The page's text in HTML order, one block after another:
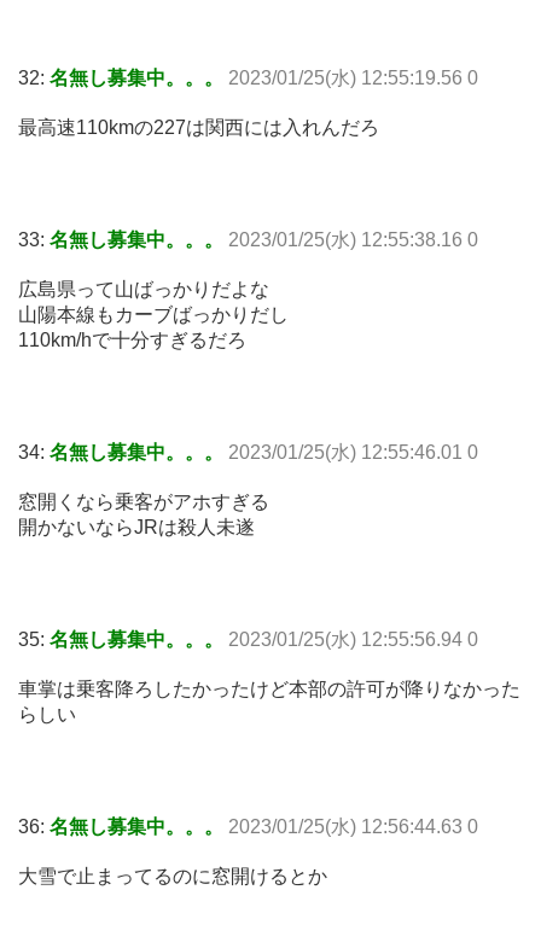
32: 名無し募集中。。。 2023/01/25(水) 12:55:19.56 0
最高速110kmの227は関西には入れんだろ
33: 名無し募集中。。。 2023/01/25(水) 12:55:38.16 0
広島県って山ばっかりだよな
山陽本線もカーブばっかりだし
110km/hで十分すぎるだろ
34: 名無し募集中。。。 2023/01/25(水) 12:55:46.01 0
窓開くなら乗客がアホすぎる
開かないならJRは殺人未遂
35: 名無し募集中。。。 2023/01/25(水) 12:55:56.94 0
車掌は乗客降ろしたかったけど本部の許可が降りなかった
らしい
36: 名無し募集中。。。 2023/01/25(水) 12:56:44.63 0
大雪で止まってるのに窓開けるとか